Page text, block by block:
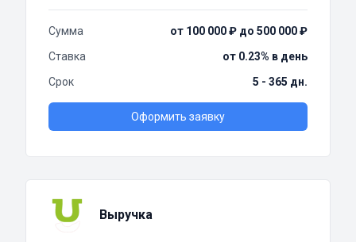
Сумма
от 100 000 ₽ до 500 000 ₽
Ставка
от 0.23% в день
Срок
5 - 365 дн.
Оформить заявку
Выручка